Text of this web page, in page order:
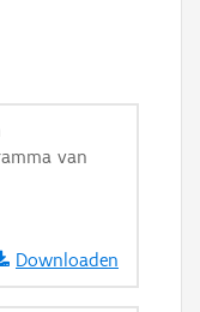
van
Downloaden